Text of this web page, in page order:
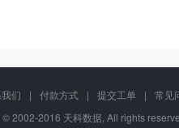
们 | 付款方式 | 提交工单 | 常见
2002-2016 天科数据, All rights